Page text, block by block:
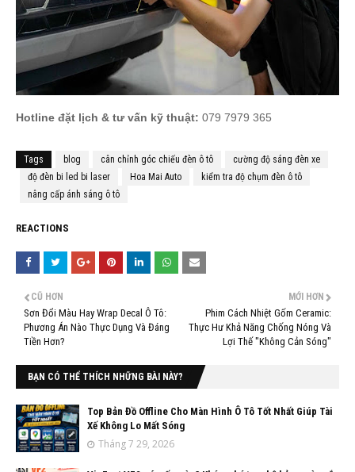
Hotline đặt lịch & tư vấn kỹ thuật: 079 7979 365
Tags blog cân chỉnh góc chiếu đèn ô tô
cường độ sáng đèn xe
độ đèn bi led bi laser
Hoa Mai Auto
kiểm tra độ chụm đèn ô tô
nâng cấp ánh sáng ô tô
REACTIONS
MỚI HƠN
Phim Cách Nhiệt Gốm Ceramic:
Thực Hư Khả Năng Chống Nóng Và
Lợi Thế "Không Cản Sóng"
CŨ HƠN
Sơn Đổi Màu Hay Wrap Decal Ô Tô:
Phương Án Nào Thực Dụng Và Đáng
Tiền Hơn?
BẠN CÓ THỂ THÍCH NHỮNG BÀI NÀY?
Top Bản Đồ Offline Cho Màn Hình Ô Tô Tốt Nhất Giúp Tài
Xế Không Lo Mất Sóng
Tháng 7 29, 2026